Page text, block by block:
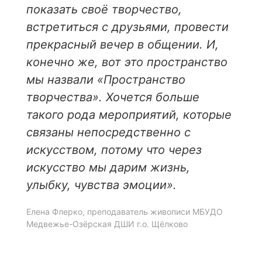
показать своё творчество,
встретиться с друзьями, провести
прекрасный вечер в общении. И,
конечно же, вот это пространство
мы назвали «Пространство
творчества». Хочется больше
такого рода мероприятий, которые
связаны непосредственно с
искусством, потому что через
искусство мы дарим жизнь,
улыбку, чувства эмоции».
Елена Флерко, преподаватель живописи МБУДО
Медвежье-Озёрская ДШИ г.о. Щёлково